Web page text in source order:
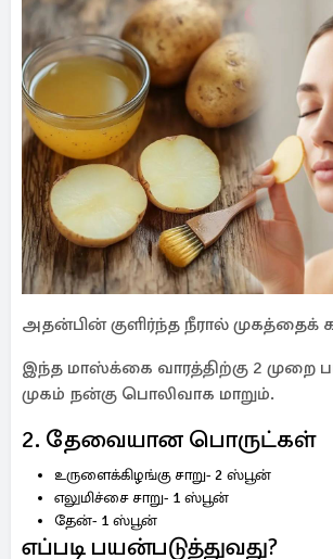
அதன்பின் குளிர்ந்த நீரால் முகத்தைக்
இந்த மாஸ்க்கை வாரத்திற்கு 2 முறை
முகம் நன்கு பொலிவாக மாறும்.
2. தேவையான பொருட்கள்
உருளைக்கிழங்கு சாறு- 2 ஸ்பூன்
எலுமிச்சை சாறு- 1 ஸ்பூன்
தேன்- 1 ஸ்பூன்
எப்படி பயன்படுத்துவது?